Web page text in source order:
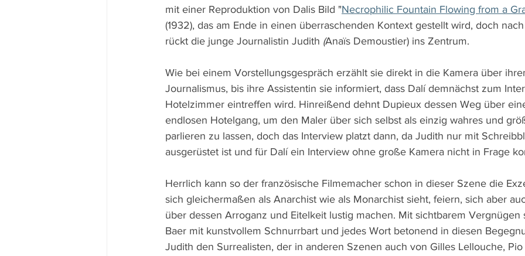
mit einer Reproduktion von Dalis Bild "Necrophilic Fountain Flowing from a
(1932), das am Ende in einen überraschenden Kontext gestellt wird, doch
rückt die junge Journalistin Judith (Anaïs Demoustier) ins Zentrum.
Wie bei einem Vorstellungsgespräch erzählt sie direkt in die Kamera über
Journalismus, bis ihre Assistentin sie informiert, dass Dalí demnächst zum
Hotelzimmer eintreffen wird. Hinreißend dehnt Dupieux dessen Weg über
endlosen Hotelgang, um den Maler über sich selbst als einzig wahres und
parlieren zu lassen, doch das Interview platzt dann, da Judith nur mit
ausgerüstet ist und für Dalí ein Interview ohne große Kamera nicht in Frage
Herrlich kann so der französische Filmemacher schon in dieser Szene die
sich gleichermaßen als Anarchist wie als Monarchist sieht, feiern, sich aber
über dessen Arroganz und Eitelkeit lustig machen. Mit sichtbarem Vergnügen
Baer mit kunstvollem Schnurrbart und jedes Wort betonend in diesen
Judith den Surrealisten, der in anderen Szenen auch von Gilles Lellouche, Pio